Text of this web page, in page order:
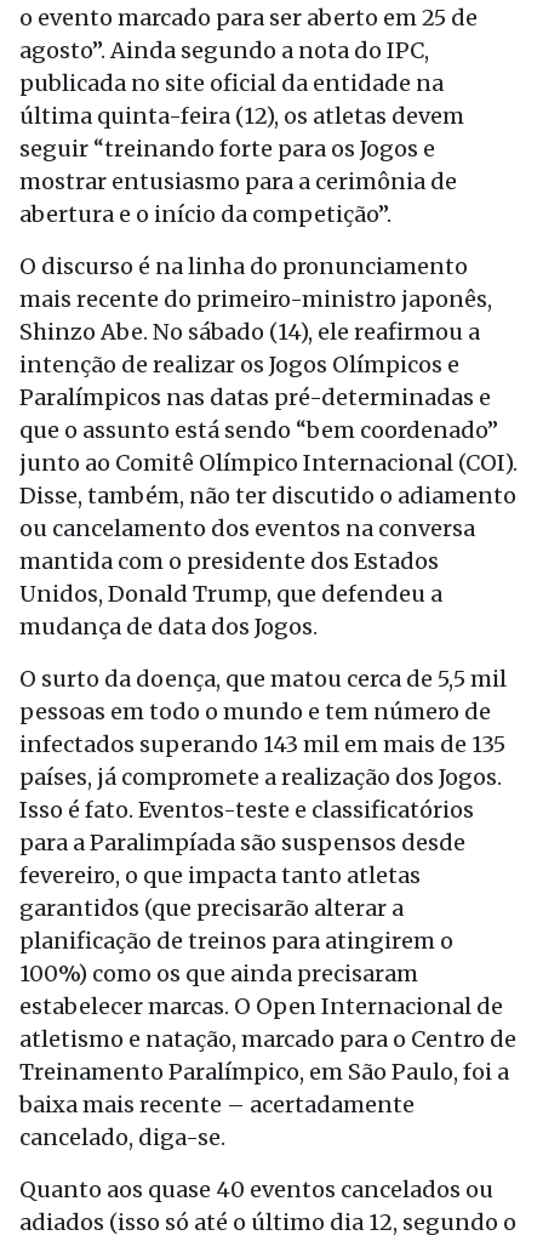
o evento marcado para ser aberto em 25 de
agosto”. Ainda segundo a nota do IPC,
publicada no site oficial da entidade na
última quinta-feira (12), os atletas devem
seguir “treinando forte para os Jogos e
mostrar entusiasmo para a cerimônia de
abertura e o início da competição”.
O discurso é na linha do pronunciamento
mais recente do primeiro-ministro japonês,
Shinzo Abe. No sábado (14), ele reafirmou a
intenção de realizar os Jogos Olímpicos e
Paralímpicos nas datas pré-determinadas e
que o assunto está sendo “bem coordenado”
junto ao Comitê Olímpico Internacional (COI).
Disse, também, não ter discutido o adiamento
ou cancelamento dos eventos na conversa
mantida com o presidente dos Estados
Unidos, Donald Trump, que defendeu a
mudança de data dos Jogos.
O surto da doença, que matou cerca de 5,5 mil
pessoas em todo o mundo e tem número de
infectados superando 143 mil em mais de 135
países, já compromete a realização dos Jogos.
Isso é fato. Eventos-teste e classificatórios
para a Paralimpíada são suspensos desde
fevereiro, o que impacta tanto atletas
garantidos (que precisarão alterar a
planificação de treinos para atingirem o
100%) como os que ainda precisaram
estabelecer marcas. O Open Internacional de
atletismo e natação, marcado para o Centro de
Treinamento Paralímpico, em São Paulo, foi a
baixa mais recente – acertadamente
cancelado, diga-se.
Quanto aos quase 40 eventos cancelados ou
adiados (isso só até o último dia 12, segundo o